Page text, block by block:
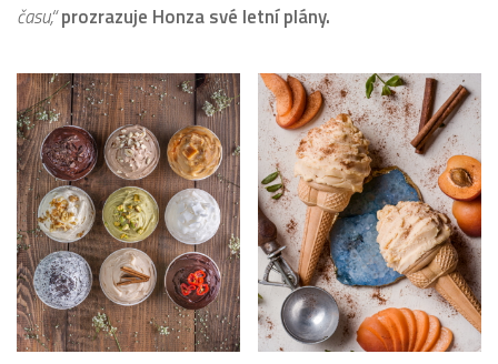
času,“prozrazuje Honza své letní plány.